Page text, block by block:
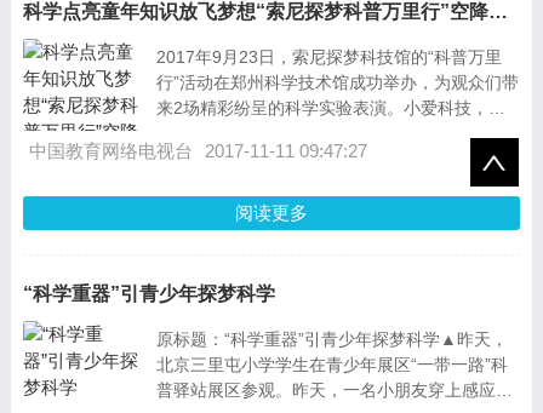
科学点亮童年知识放飞梦想“索尼探梦科普万里行”空降郑州
2017年9月23日，索尼探梦科技馆的“科普万里
行”活动在郑州科学技术馆成功举办，为观众们带
来2场精彩纷呈的科学实验表演。小爱科技，对
中国教育网络电视台 2017-11-11 09:47:27
阅读更多
“科学重器”引青少年探梦科学
原标题：“科学重器”引青少年探梦科学▲昨天，
北京三里屯小学学生在青少年展区“一带一路”科
普驿站展区参观。昨天，一名小朋友穿上感应设